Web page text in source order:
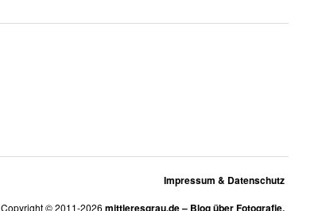
Impressum & Datenschutz
Copyright © 2011-2026 mittleresgrau.de – Blog über Fotografie.